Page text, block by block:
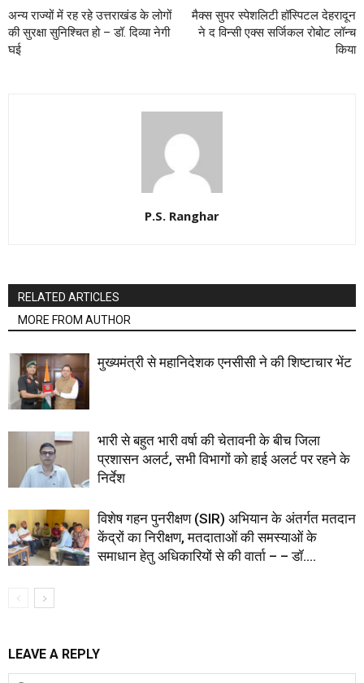
अन्य राज्यों में रह रहे उत्तराखंड के लोगों
की सुरक्षा सुनिश्चित हो – डॉ. दिव्या नेगी
घई
मैक्स सुपर स्पेशलिटी हॉस्पिटल देहरादून
ने द विन्सी एक्स सर्जिकल रोबोट लॉन्च
किया
P.S. Ranghar
RELATED ARTICLES
MORE FROM AUTHOR
मुख्यमंत्री से महानिदेशक एनसीसी ने की शिष्टाचार भेंट
भारी से बहुत भारी वर्षा की चेतावनी के बीच जिला
प्रशासन अलर्ट, सभी विभागों को हाई अलर्ट पर रहने के
निर्देश
विशेष गहन पुनरीक्षण (SIR) अभियान के अंतर्गत मतदान
केंद्रों का निरीक्षण, मतदाताओं की समस्याओं के
समाधान हेतु अधिकारियों से की वार्ता – – डॉ....
LEAVE A REPLY